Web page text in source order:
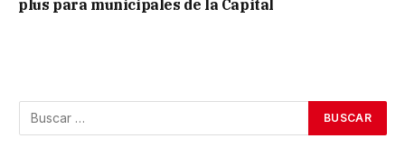
plus para municipales de la Capital